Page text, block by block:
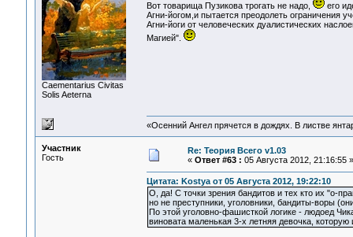
Сaementarius Civitas
Solis Aeterna
Вот товарища Пузикова трогать не надо,
его
Агни-йогом,и пытается преодолеть ограничения
Агни-йоги от человеческих дуалистических
Магией".
«Осенний Ангел прячется в дождях. В листве
Участник
Гость
Re: Теория Всего v1.03
« Ответ #63 : 05 Августа 2012, 21:16:55 »
Цитата: Kostya от 05 Августа 2012, 19:22:10
О, да! С точки зрения бандитов и тех кто их "о-
но не преступники, уголовники, бандиты-воры
По этой уголовно-фашисткой логике - людоед
виновата маленькая 3-х летняя девочка, которую